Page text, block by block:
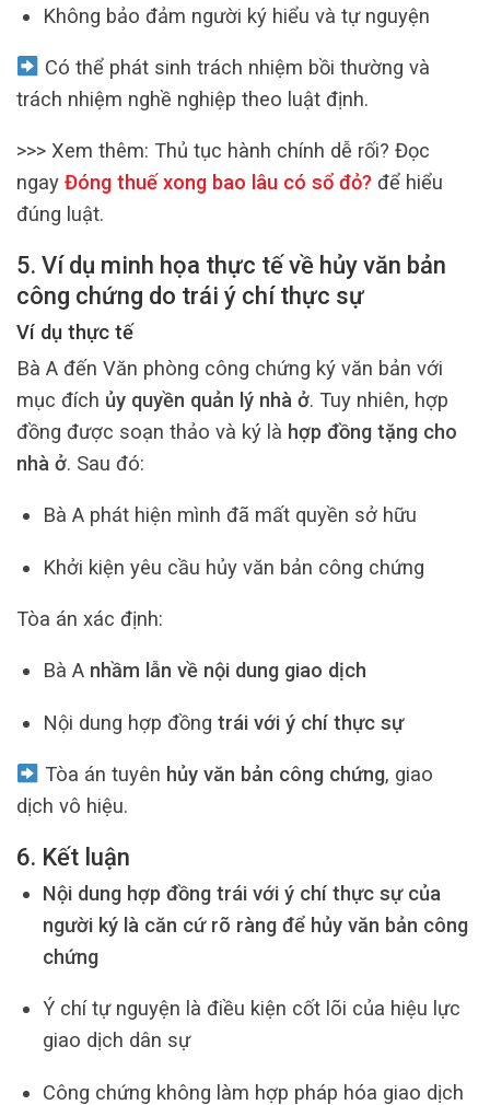
Không bảo đảm người ký hiểu và tự nguyện
Có thể phát sinh trách nhiệm bồi thường và
trách nhiệm nghề nghiệp theo luật định.
>>> Xem thêm: Thủ tục hành chính dễ rối? Đọc
ngay Đóng thuế xong bao lâu có sổ đỏ? để hiểu
đúng luật.
5. Ví dụ minh họa thực tế về hủy văn bản
công chứng do trái ý chí thực sự
Ví dụ thực tế
Bà A đến Văn phòng công chứng ký văn bản với
mục đích ủy quyền quản lý nhà ở. Tuy nhiên, hợp
đồng được soạn thảo và ký là hợp đồng tặng cho
nhà ở. Sau đó:
Bà A phát hiện mình đã mất quyền sở hữu
Khởi kiện yêu cầu hủy văn bản công chứng
Tòa án xác định:
Bà A nhầm lẫn về nội dung giao dịch
Nội dung hợp đồng trái với ý chí thực sự
Tòa án tuyên hủy văn bản công chứng, giao
dịch vô hiệu.
6. Kết luận
Nội dung hợp đồng trái với ý chí thực sự của
người ký là căn cứ rõ ràng để hủy văn bản công
chứng
Ý chí tự nguyện là điều kiện cốt lõi của hiệu lực
giao dịch dân sự
Công chứng không làm hợp pháp hóa giao dịch